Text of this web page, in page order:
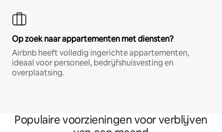
Op zoek naar appartementen met diensten?
Airbnb heeft volledig ingerichte appartementen,
ideaal voor personeel, bedrijfshuisvesting en
overplaatsing.
Populaire voorzieningen voor verblijven